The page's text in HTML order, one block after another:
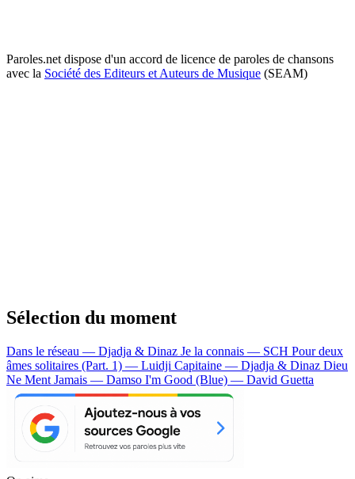
Paroles.net dispose d'un accord de licence de paroles de chansons
avec la Société des Editeurs et Auteurs de Musique (SEAM)
Sélection du moment
Dans le réseau — Djadja & Dinaz Je la connais — SCH Pour deux
âmes solitaires (Part. 1) — Luidji Capitaine — Djadja & Dinaz Dieu
Ne Ment Jamais — Damso I'm Good (Blue) — David Guetta